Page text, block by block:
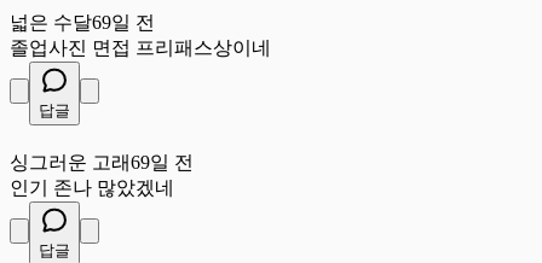
넓은 수달69일 전
졸업사진 면접 프리패스상이네
답글
싱그러운 고래69일 전
인기 존나 많았겠네
답글